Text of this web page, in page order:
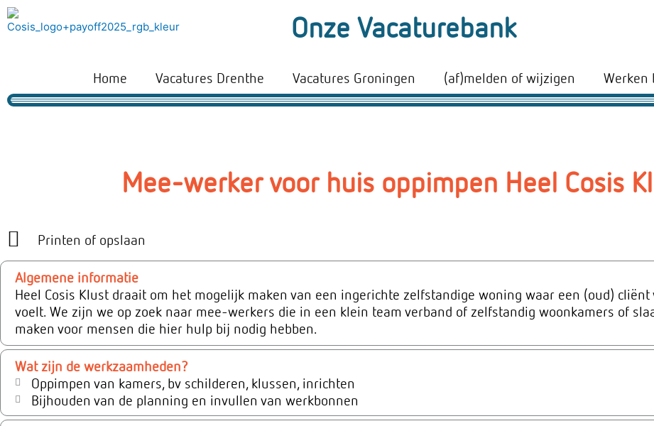
Ga
naar
Onze Vacaturebank
Home Vacatures Drenthe Vacatures Groningen (af)melden of wijzigen Werken
Mee-werker voor huis oppimpen Heel Cosis
Printen of opslaan
Algemene informatie
Heel Cosis Klust draait om het mogelijk maken van een ingerichte zelfstandige woning waar een (oud) cliënt
voelt. We zijn we op zoek naar mee-werkers die in een klein team verband of zelfstandig woonkamers of
maken voor mensen die hier hulp bij nodig hebben.
Wat zijn de werkzaamheden?
Oppimpen van kamers, bv schilderen, klussen, inrichten
Bijhouden van de planning en invullen van werkbonnen